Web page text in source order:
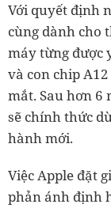
Với quyết định
cùng dành cho
máy từng được
và con chip
mắt. Sau hơn 6
sẽ chính thức
hành mới.
Việc Apple đặt
phản ánh định